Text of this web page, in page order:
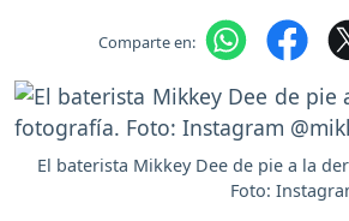
Comparte en:
El baterista Mikkey Dee de pie a la
Foto: